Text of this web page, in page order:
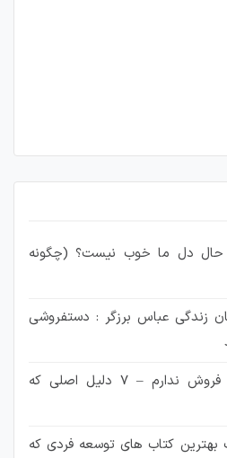
حال دل ما خوب نیست؟ (چگونه
زندگی عباس برزگر : دستفروشی
چرا فروش ندارم – 7 دلیل اصلی که
بهترین کتاب های توسعه فردی که